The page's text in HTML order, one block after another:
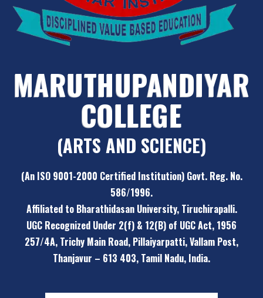
MARUTHUPANDIYAR
COLLEGE
(ARTS AND SCIENCE)
(An ISO 9001-2000 Certified Institution) Govt. Reg. No.
586/1996.
Affiliated to Bharathidasan University, Tiruchirapalli.
UGC Recognized Under 2(f) & 12(B) of UGC Act, 1956
257/4A, Trichy Main Road, Pillaiyarpatti,Vallam Post,
Thanjavur – 613 403, Tamil Nadu, India.